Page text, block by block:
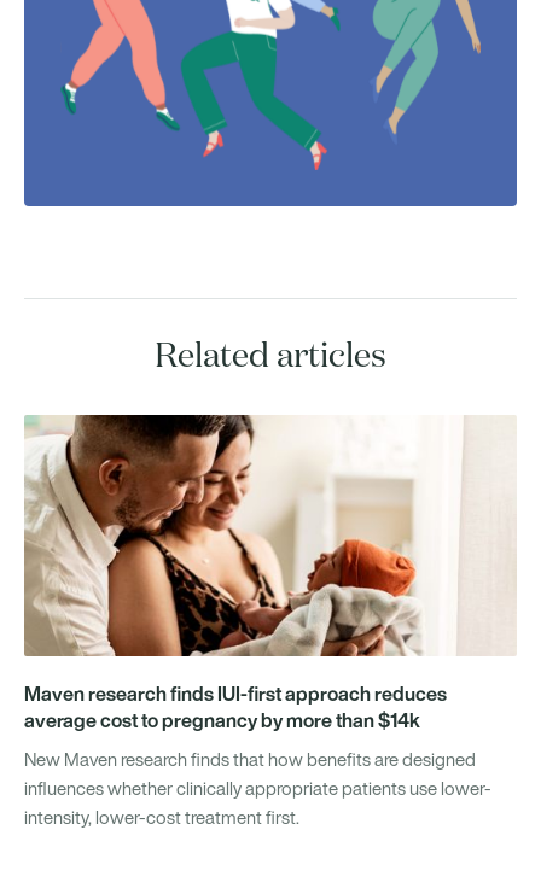
Related articles
Maven research finds IUI-first approach reduces
average cost to pregnancy by more than $14k
New Maven research finds that how benefits are designed
influences whether clinically appropriate patients use lower-
intensity, lower-cost treatment first.